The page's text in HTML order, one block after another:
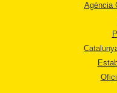
Agència